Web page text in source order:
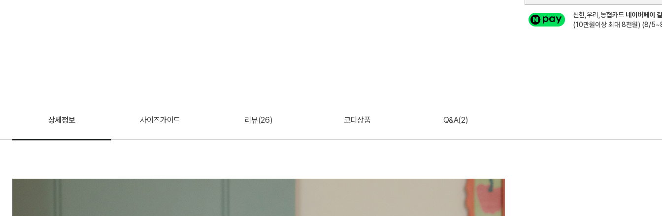
신한,우리,농협카드 네이버페이
(10만원이상 최대 8천원) (8/
상세정보 사이즈가이드 리뷰(26) 코디상품 Q&A(2)